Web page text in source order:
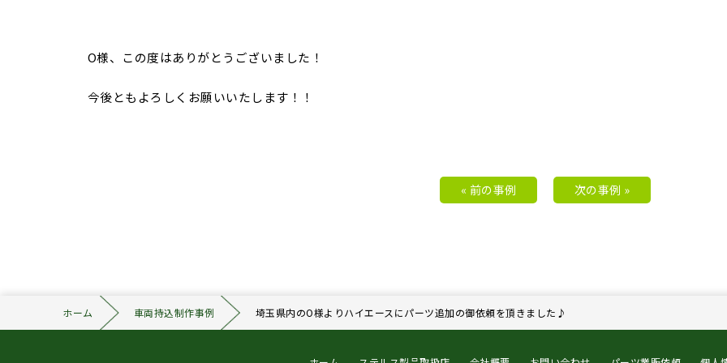
O様、この度はありがとうございました！
今後ともよろしくお願いいたします！！
« 前の事例 次の事例 »
ホーム 車両持込制作事例 埼玉県内のO様よりハイエースにパーツ追加の御依頼を頂きました♪